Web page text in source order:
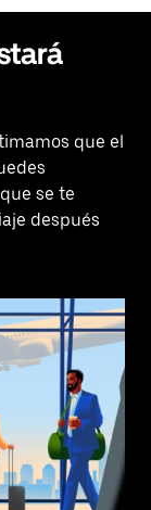
que el
se te
después